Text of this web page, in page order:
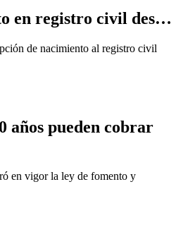
en registro civil des…
de nacimiento al registro civil
años pueden cobrar
en vigor la ley de fomento y